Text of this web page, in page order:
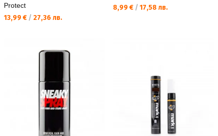
Protect
Текуща цена:
13,99 € / 27,36 лв.
Текуща цена:
8,99 € / 17,58 лв.